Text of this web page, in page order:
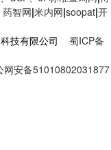
药智网|米内网|soopat|开
技有限公司 蜀ICP备
网安备51010802031877